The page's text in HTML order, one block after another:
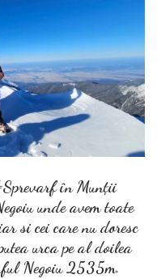
în Munții
unde avem toate
si cei care nu doresc
urca pe al doilea
Negoiu 2535m.